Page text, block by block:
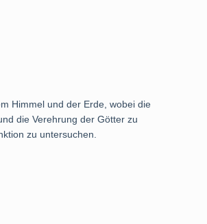
Himmel und der Erde, wobei die
die Verehrung der Götter zu
zu untersuchen.